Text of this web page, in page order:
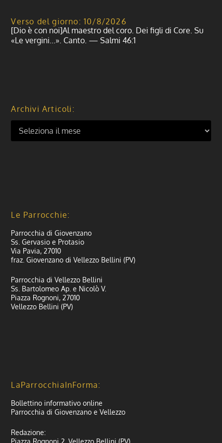
Verso del giorno: 10/8/2026
[Dio è con noi]Al maestro del coro. Dei figli di Core. Su
«Le vergini...». Canto. — Salmi 46:1
Archivi Articoli:
Le Parrocchie:
Parrocchia di Giovenzano
Ss. Gervasio e Protasio
Via Pavia, 27010
fraz. Giovenzano di Vellezzo Bellini (PV)
Parrocchia di Vellezzo Bellini
Ss. Bartolomeo Ap. e Nicolò V.
Piazza Rognoni, 27010
Vellezzo Bellini (PV)
LaParrocchiaInForma:
Bollettino informativo online
Parrocchia di Giovenzano e Vellezzo
Redazione:
Piazza Rognoni 2, Vellezzo Bellini (PV)